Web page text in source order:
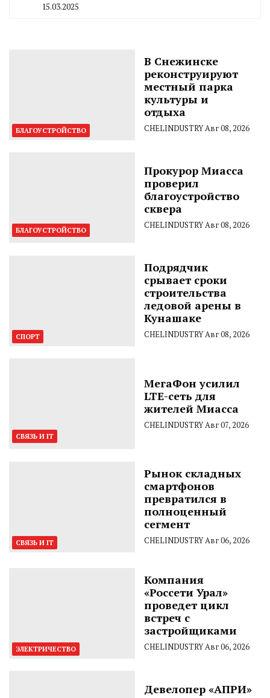
15.03.2025
БЛАГОУСТРОЙСТВО
В Снежинске
реконструируют
местный парка
культуры и
отдыха
CHELINDUSTRYАвг 08, 2026
БЛАГОУСТРОЙСТВО
Прокурор Миасса
проверил
благоустройство
сквера
CHELINDUSTRYАвг 08, 2026
СПОРТ
Подрядчик
срывает сроки
строительства
ледовой арены в
Кунашаке
CHELINDUSTRYАвг 08, 2026
СВЯЗЬ И IT
МегаФон усилил
LTE-сеть для
жителей Миасса
CHELINDUSTRYАвг 07, 2026
СВЯЗЬ И IT
Рынок складных
смартфонов
превратился в
полноценный
сегмент
CHELINDUSTRYАвг 06, 2026
ЭЛЕКТРИЧЕСТВО
Компания
«Россети Урал»
проведет цикл
встреч с
застройщиками
CHELINDUSTRYАвг 06, 2026
Девелопер «АПРИ»